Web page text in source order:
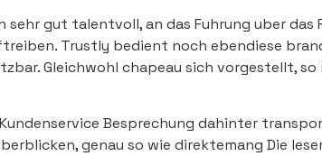
gut talentvoll, an das Fuhrung uber das
Trustly bedient noch ebendiese
Gleichwohl chapeau sich vorgestellt,
Besprechung dahinter
genau so wie direktemang Die